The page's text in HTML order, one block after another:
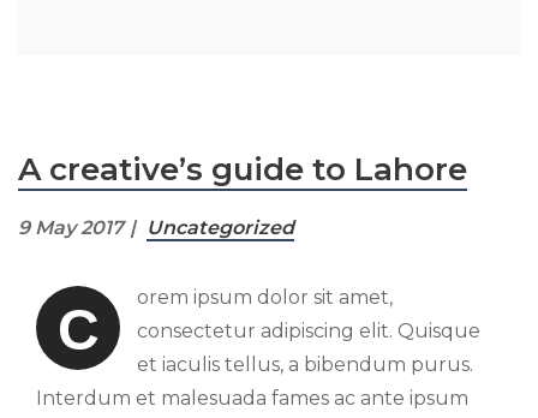
A creative’s guide to Lahore
9 May 2017 Uncategorized
C
orem ipsum dolor sit amet,
consectetur adipiscing elit. Quisque
et iaculis tellus, a bibendum purus.
Interdum et malesuada fames ac ante ipsum